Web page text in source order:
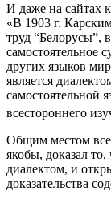
И даже на сайтах
«В 1903 г.
труд “Белорусы”,
самостоятельное
других языков
является
самостоятельной
всестороннего
Общим местом
якобы, доказал то,
диалектом, и
доказательства